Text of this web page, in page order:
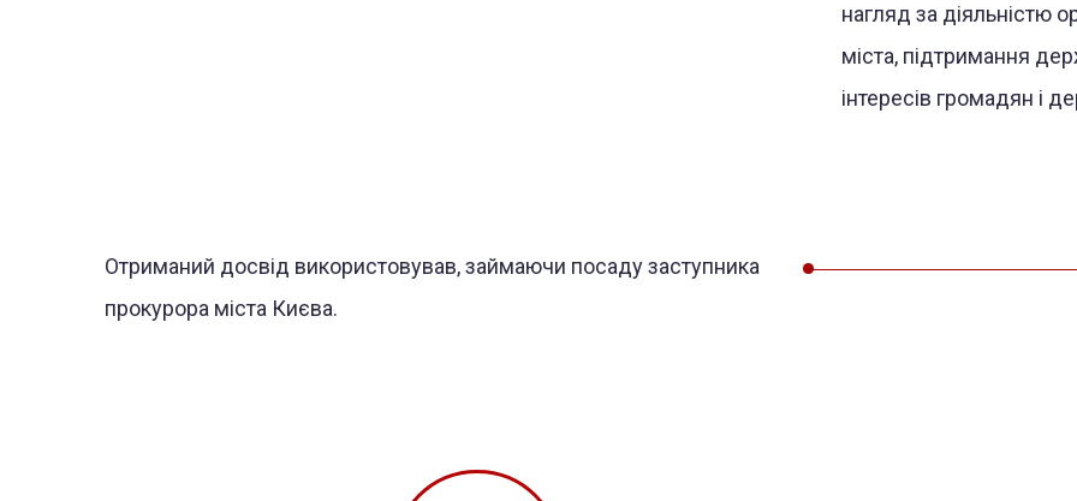
нагляд за діяльністю
міста, підтримання
інтересів громадян і
Отриманий досвід використовував, займаючи посаду заступника
прокурора міста Києва.